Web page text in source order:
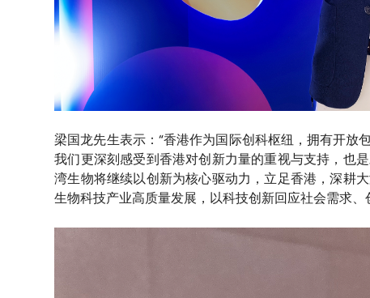
梁国龙先生表示：“香港作为国际创科枢纽，拥有开放
我们更深刻感受到香港对创新力量的重视与支持，也
湾生物将继续以创新为核心驱动力，立足香港，深耕
生物科技产业高质量发展，以科技创新回应社会需求、